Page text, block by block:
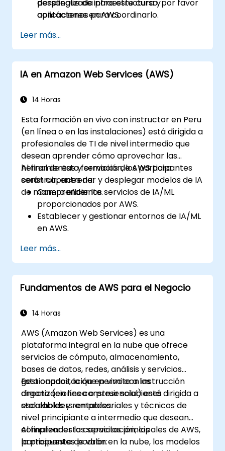
despliegue de infraestructura y
aplicaciones en AWS.
personalizada para este curso, por favor
contáctenos para coordinarlo.
Leer más...
IA en Amazon Web Services (AWS)
14 Horas
Esta formación en vivo con instructor en Peru
(en línea o en las instalaciones) está dirigida a
profesionales de TI de nivel intermedio que
desean aprender cómo aprovechar las
herramientas y servicios de AWS para
construir, entrenar y desplegar modelos de IA
de manera eficiente.
Al final de esta formación, los participantes
serán capaces de:
Comprender los servicios de IA/ML
proporcionados por AWS.
Establecer y gestionar entornos de IA/ML
en AWS.
construcción, entrenamiento y
despliegue de modelos de IA utilizando
Amazon SageMaker.
Aprender a utilizar diversos servicios de IA
Leer más...
Fundamentos de AWS para el Negocio
14 Horas
AWS (Amazon Web Services) es una
plataforma integral en la nube que ofrece
servicios de cómputo, almacenamiento,
bases de datos, redes, análisis y servicios
gestionados, lo que permite a las
organizaciones construir soluciones
escalables y rentables.
Esta capacitación en vivo con instrucción
directa (en línea o presencial) está dirigida a
stakeholders empresariales y técnicos de
nivel principiante a intermedio que desean
comprender los servicios principales de AWS,
la propuesta de valor en la nube, los modelos
Al finalizar esta capacitación, los
participantes podrán: